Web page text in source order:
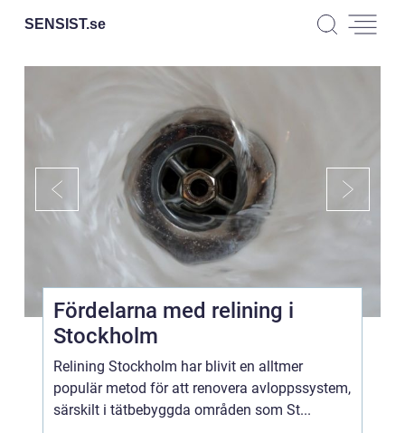
SENSIST.se
Fördelarna med relining i
Stockholm
Relining Stockholm har blivit en alltmer
populär metod för att renovera avloppssystem,
särskilt i tätbebyggda områden som St...